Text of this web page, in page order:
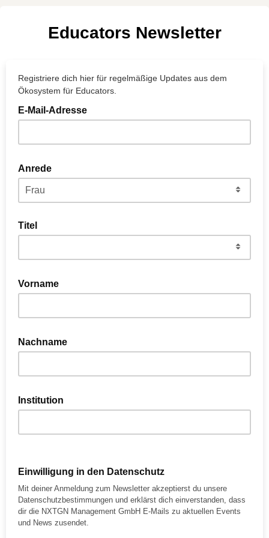
Educators Newsletter
Registriere dich hier für regelmäßige Updates aus dem
Ökosystem für Educators.
E-Mail-Adresse
Anrede
Titel
Vorname
Nachname
Institution
Einwilligung in den Datenschutz
Mit deiner Anmeldung zum Newsletter akzeptierst du unsere
Datenschutzbestimmungen und erklärst dich einverstanden, dass
dir die NXTGN Management GmbH E-Mails zu aktuellen Events
und News zusendet.